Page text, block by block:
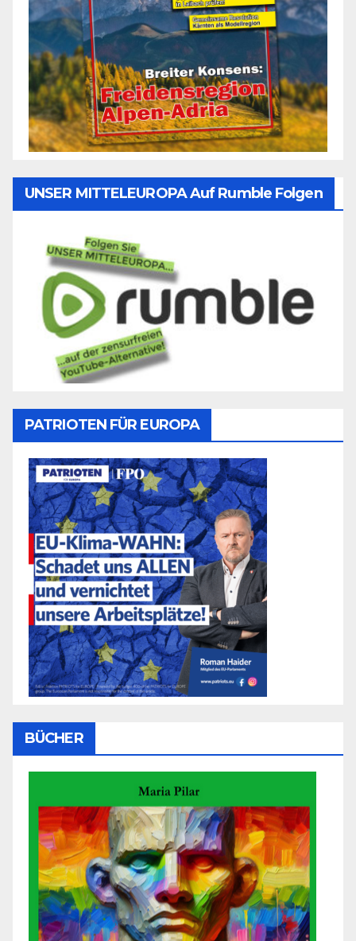
UNSER MITTELEUROPA Auf Rumble Folgen
PATRIOTEN FÜR EUROPA
BÜCHER